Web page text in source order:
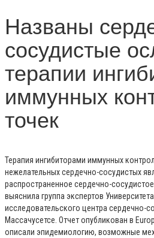
Названы
сосудистые
терапии
иммунных
точек
Терапия ингибиторами иммунных
нежелательных сердечно-сосудистых
распространенное сердечно-
выяснила группа экспертов
исследовательского центра сердечно-
Массачусетсе. Отчет опубликован в
описали эпидемиологию, возможные